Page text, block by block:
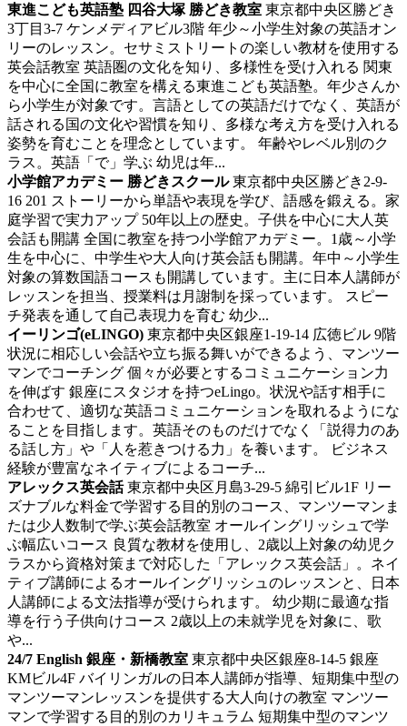
東進こども英語塾 四谷大塚 勝どき教室 東京都中央区勝どき
3丁目3-7 ケンメディアビル3階 年少～小学生対象の英語オン
リーのレッスン。セサミストリートの楽しい教材を使用する
英会話教室 英語圏の文化を知り、多様性を受け入れる 関東
を中心に全国に教室を構える東進こども英語塾。年少さんか
ら小学生が対象です。言語としての英語だけでなく、英語が
話される国の文化や習慣を知り、多様な考え方を受け入れる
姿勢を育むことを理念としています。 年齢やレベル別のク
ラス。英語「で」学ぶ 幼児は年...
小学館アカデミー 勝どきスクール東京都中央区勝どき2-9-
16 201 ストーリーから単語や表現を学び、語感を鍛える。家
庭学習で実力アップ 50年以上の歴史。子供を中心に大人英
会話も開講 全国に教室を持つ小学館アカデミー。1歳～小学
生を中心に、中学生や大人向け英会話も開講。年中～小学生
対象の算数国語コースも開講しています。主に日本人講師が
レッスンを担当、授業料は月謝制を採っています。 スピー
チ発表を通して自己表現力を育む 幼少...
イーリンゴ(eLINGO) 東京都中央区銀座1-19-14 広徳ビル 9階
状況に相応しい会話や立ち振る舞いができるよう、マンツー
マンでコーチング 個々が必要とするコミュニケーション力
を伸ばす 銀座にスタジオを持つeLingo。状況や話す相手に
合わせて、適切な英語コミュニケーションを取れるようにな
ることを目指します。英語そのものだけでなく「説得力のあ
る話し方」や「人を惹きつける力」を養います。 ビジネス
経験が豊富なネイティブによるコーチ...
アレックス英会話東京都中央区月島3‐29‐5 綿引ビル1F リー
ズナブルな料金で学習する目的別のコース、マンツーマンま
たは少人数制で学ぶ英会話教室 オールイングリッシュで学
ぶ幅広いコース 良質な教材を使用し、2歳以上対象の幼児ク
ラスから資格対策まで対応した「アレックス英会話」。ネイ
ティブ講師によるオールイングリッシュのレッスンと、日本
人講師による文法指導が受けられます。 幼少期に最適な指
導を行う子供向けコース 2歳以上の未就学児を対象に、歌
や...
24/7 English 銀座・新橋教室 東京都中央区銀座8-14-5 銀座
KMビル4F バイリンガルの日本人講師が指導、短期集中型の
マンツーマンレッスンを提供する大人向けの教室 マンツー
マンで学習する目的別のカリキュラム 短期集中型のマンツ